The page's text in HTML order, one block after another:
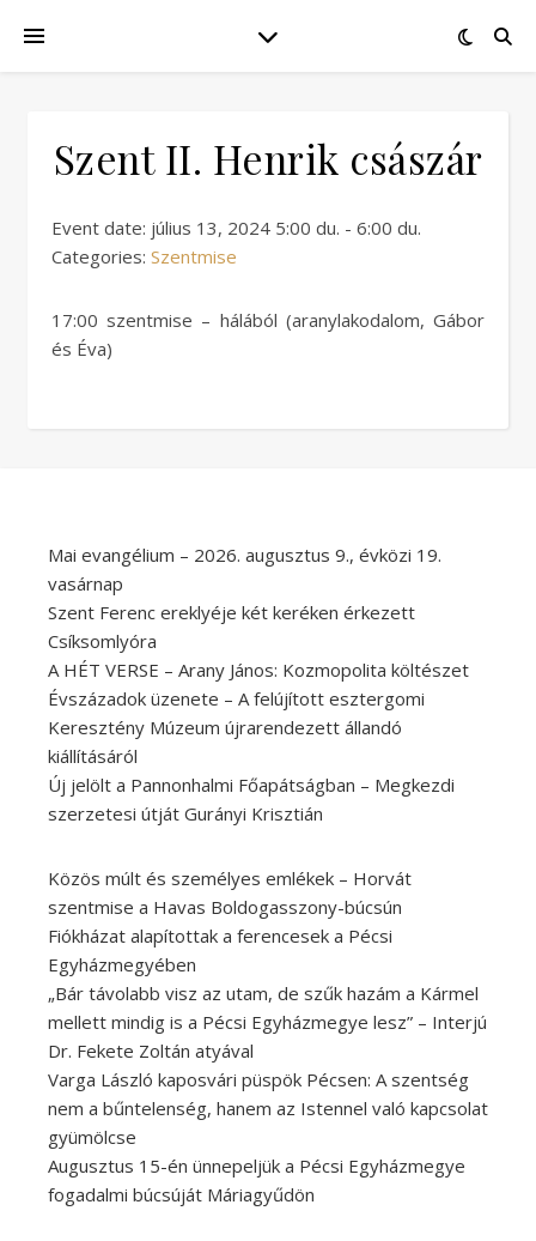
Szent II. Henrik császár
Event date: július 13, 2024 5:00 du. - 6:00 du.
Categories: Szentmise
17:00 szentmise – hálából (aranylakodalom, Gábor
és Éva)
Mai evangélium – 2026. augusztus 9., évközi 19.
vasárnap
Szent Ferenc ereklyéje két keréken érkezett
Csíksomlyóra
A HÉT VERSE – Arany János: Kozmopolita költészet
Évszázadok üzenete – A felújított esztergomi
Keresztény Múzeum újrarendezett állandó
kiállításáról
Új jelölt a Pannonhalmi Főapátságban – Megkezdi
szerzetesi útját Gurányi Krisztián
Közös múlt és személyes emlékek – Horvát
szentmise a Havas Boldogasszony-búcsún
Fiókházat alapítottak a ferencesek a Pécsi
Egyházmegyében
„Bár távolabb visz az utam, de szűk hazám a Kármel
mellett mindig is a Pécsi Egyházmegye lesz” – Interjú
Dr. Fekete Zoltán atyával
Varga László kaposvári püspök Pécsen: A szentség
nem a bűntelenség, hanem az Istennel való kapcsolat
gyümölcse
Augusztus 15-én ünnepeljük a Pécsi Egyházmegye
fogadalmi búcsúját Máriagyűdön